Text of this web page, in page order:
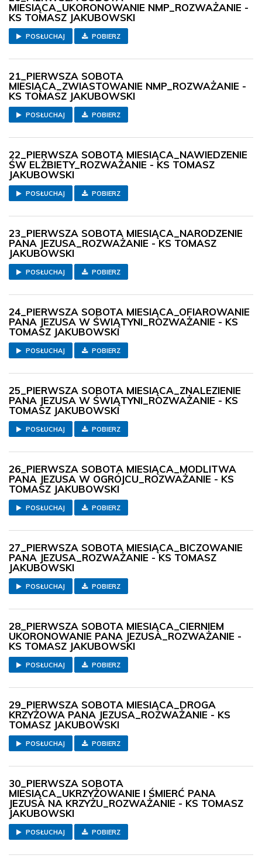
MIESIĄCA_UKORONOWANIE NMP_ROZWAŻANIE -
KS TOMASZ JAKUBOWSKI
POSŁUCHAJ POBIERZ
21_PIERWSZA SOBOTA
MIESIĄCA_ZWIASTOWANIE NMP_ROZWAŻANIE -
KS TOMASZ JAKUBOWSKI
POSŁUCHAJ POBIERZ
22_PIERWSZA SOBOTA MIESIĄCA_NAWIEDZENIE
ŚW ELŻBIETY_ROZWAŻANIE - KS TOMASZ
JAKUBOWSKI
POSŁUCHAJ POBIERZ
23_PIERWSZA SOBOTA MIESIĄCA_NARODZENIE
PANA JEZUSA_ROZWAŻANIE - KS TOMASZ
JAKUBOWSKI
POSŁUCHAJ POBIERZ
24_PIERWSZA SOBOTA MIESIĄCA_OFIAROWANIE
PANA JEZUSA W ŚWIĄTYNI_ROZWAŻANIE - KS
TOMASZ JAKUBOWSKI
POSŁUCHAJ POBIERZ
25_PIERWSZA SOBOTA MIESIĄCA_ZNALEZIENIE
PANA JEZUSA W ŚWIĄTYNI_ROZWAŻANIE - KS
TOMASZ JAKUBOWSKI
POSŁUCHAJ POBIERZ
26_PIERWSZA SOBOTA MIESIĄCA_MODLITWA
PANA JEZUSA W OGRÓJCU_ROZWAŻANIE - KS
TOMASZ JAKUBOWSKI
POSŁUCHAJ POBIERZ
27_PIERWSZA SOBOTA MIESIĄCA_BICZOWANIE
PANA JEZUSA_ROZWAŻANIE - KS TOMASZ
JAKUBOWSKI
POSŁUCHAJ POBIERZ
28_PIERWSZA SOBOTA MIESIĄCA_CIERNIEM
UKORONOWANIE PANA JEZUSA_ROZWAŻANIE -
KS TOMASZ JAKUBOWSKI
POSŁUCHAJ POBIERZ
29_PIERWSZA SOBOTA MIESIĄCA_DROGA
KRZYŻOWA PANA JEZUSA_ROZWAŻANIE - KS
TOMASZ JAKUBOWSKI
POSŁUCHAJ POBIERZ
30_PIERWSZA SOBOTA
MIESIĄCA_UKRZYŻOWANIE I ŚMIERĆ PANA
JEZUSA NA KRZYŻU_ROZWAŻANIE - KS TOMASZ
JAKUBOWSKI
POSŁUCHAJ POBIERZ